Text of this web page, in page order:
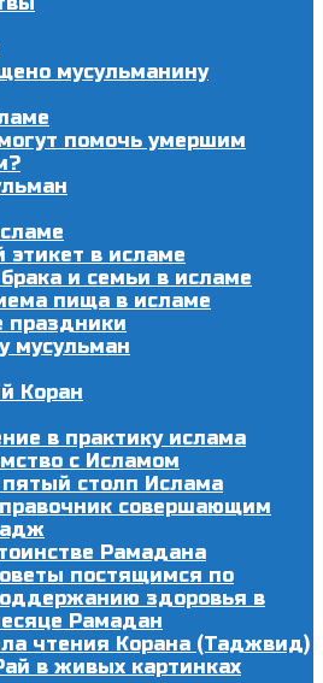
мусульманину
помочь умершим
этикет в исламе
и семьи в исламе
пища в исламе
праздники
мусульман
Коран
в практику ислама
с Исламом
столп Ислама
совершающим
Рамадана
постящимся по
здоровья в
Рамадан
чтения Корана (Таджвид)
в живых картинках